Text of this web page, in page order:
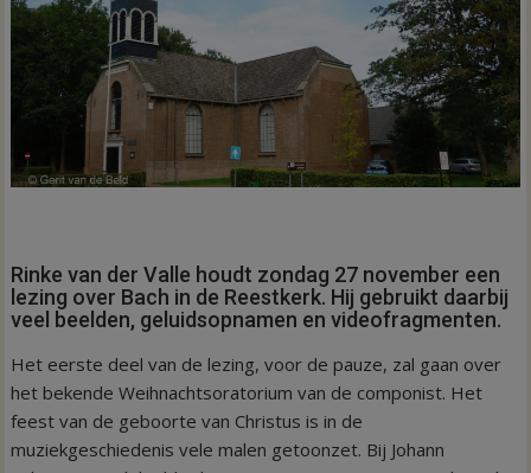
Rinke van der Valle houdt zondag 27 november een
lezing over Bach in de Reestkerk. Hij gebruikt daarbij
veel beelden, geluidsopnamen en videofragmenten.
Het eerste deel van de lezing, voor de pauze, zal gaan over
het bekende Weihnachtsoratorium van de componist. Het
feest van de geboorte van Christus is in de
muziekgeschiedenis vele malen getoonzet. Bij Johann